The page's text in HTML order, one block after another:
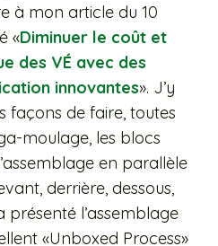
à mon article du 10
«Diminuer le coût et
des VÉ avec des
innovantes». J’y
façons de faire, toutes
moulage, les blocs
en parallèle
derrière, dessous,
présenté l’assemblage
«Unboxed Process»